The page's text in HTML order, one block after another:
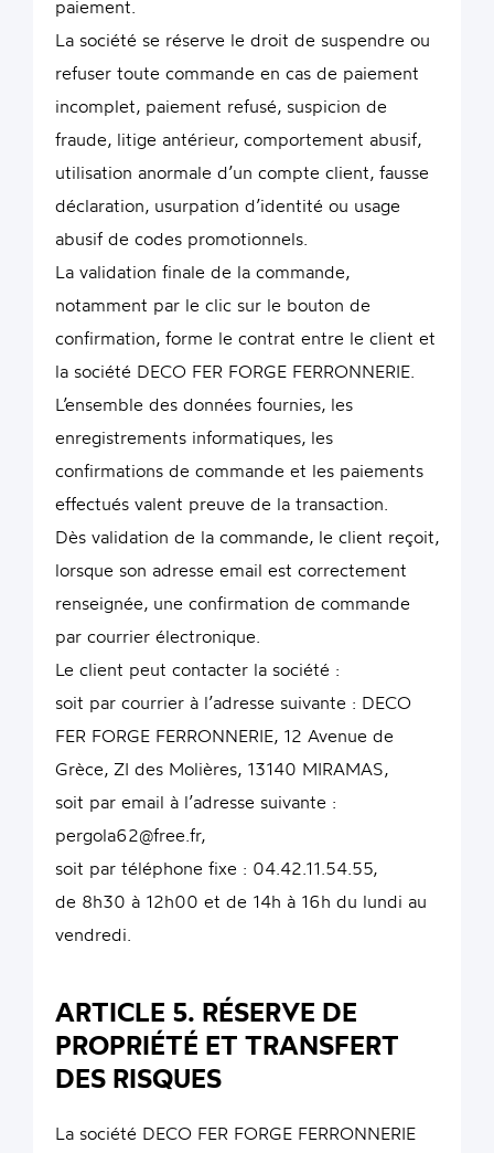
paiement.
La société se réserve le droit de suspendre ou
refuser toute commande en cas de paiement
incomplet, paiement refusé, suspicion de
fraude, litige antérieur, comportement abusif,
utilisation anormale d’un compte client, fausse
déclaration, usurpation d’identité ou usage
abusif de codes promotionnels.
La validation finale de la commande,
notamment par le clic sur le bouton de
confirmation, forme le contrat entre le client et
la société DECO FER FORGE FERRONNERIE.
L’ensemble des données fournies, les
enregistrements informatiques, les
confirmations de commande et les paiements
effectués valent preuve de la transaction.
Dès validation de la commande, le client reçoit,
lorsque son adresse email est correctement
renseignée, une confirmation de commande
par courrier électronique.
Le client peut contacter la société :
soit par courrier à l’adresse suivante : DECO
FER FORGE FERRONNERIE, 12 Avenue de
Grèce, ZI des Molières, 13140 MIRAMAS,
soit par email à l’adresse suivante :
pergola62@free.fr,
soit par téléphone fixe : 04.42.11.54.55,
de 8h30 à 12h00 et de 14h à 16h du lundi au
vendredi.
ARTICLE 5. RÉSERVE DE
PROPRIÉTÉ ET TRANSFERT
DES RISQUES
La société DECO FER FORGE FERRONNERIE